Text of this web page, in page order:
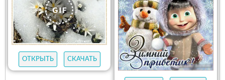
ОТКРЫТЬ СКАЧАТЬ